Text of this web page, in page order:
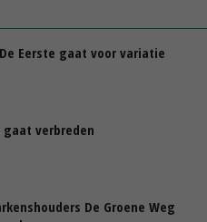
Eerste gaat voor variatie
gaat verbreden
De Groene Weg